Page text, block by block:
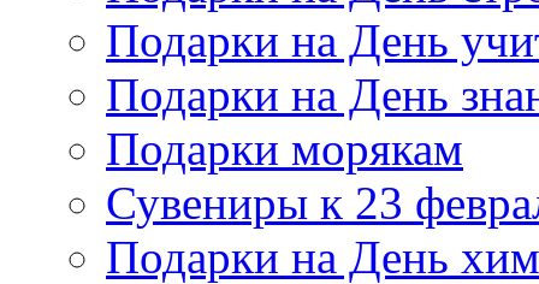
Подарки на День
Подарки на День
Подарки морякам
Сувениры к 23
Подарки на День